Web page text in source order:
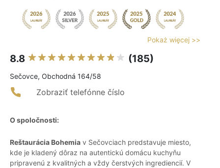
Pokaż więcej >>
8.8 (185)
Sečovce, Obchodná 164/58
Zobraziť telefónne číslo
O spoločnosti:
Reštaurácia Bohemia v Sečovciach predstavuje miesto,
kde je kladený dôraz na autentickú domácu kuchyňu
pripravenú z kvalitných a vždy čerstvých ingrediencií. V